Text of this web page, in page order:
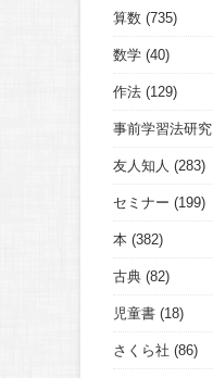
算数 (735)
数学 (40)
作法 (129)
事前学習法研究
友人知人 (283)
セミナー (199)
本 (382)
古典 (82)
児童書 (18)
さくら社 (86)